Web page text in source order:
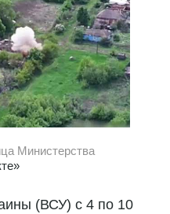
Министерства
(ВСУ) с 4 по 10